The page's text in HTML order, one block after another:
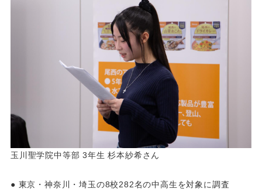
玉川聖学院中等部 3年生 杉本紗希さん
● 東京・神奈川・埼玉の8校282名の中高生を対象に調査